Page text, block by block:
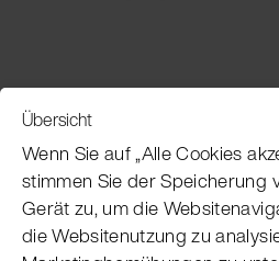
Pacojet Newsletter
Übersicht
Wenn Sie auf „Alle Cookies
stimmen Sie der Speicherung
Gerät zu, um die
die Websitenutzung zu